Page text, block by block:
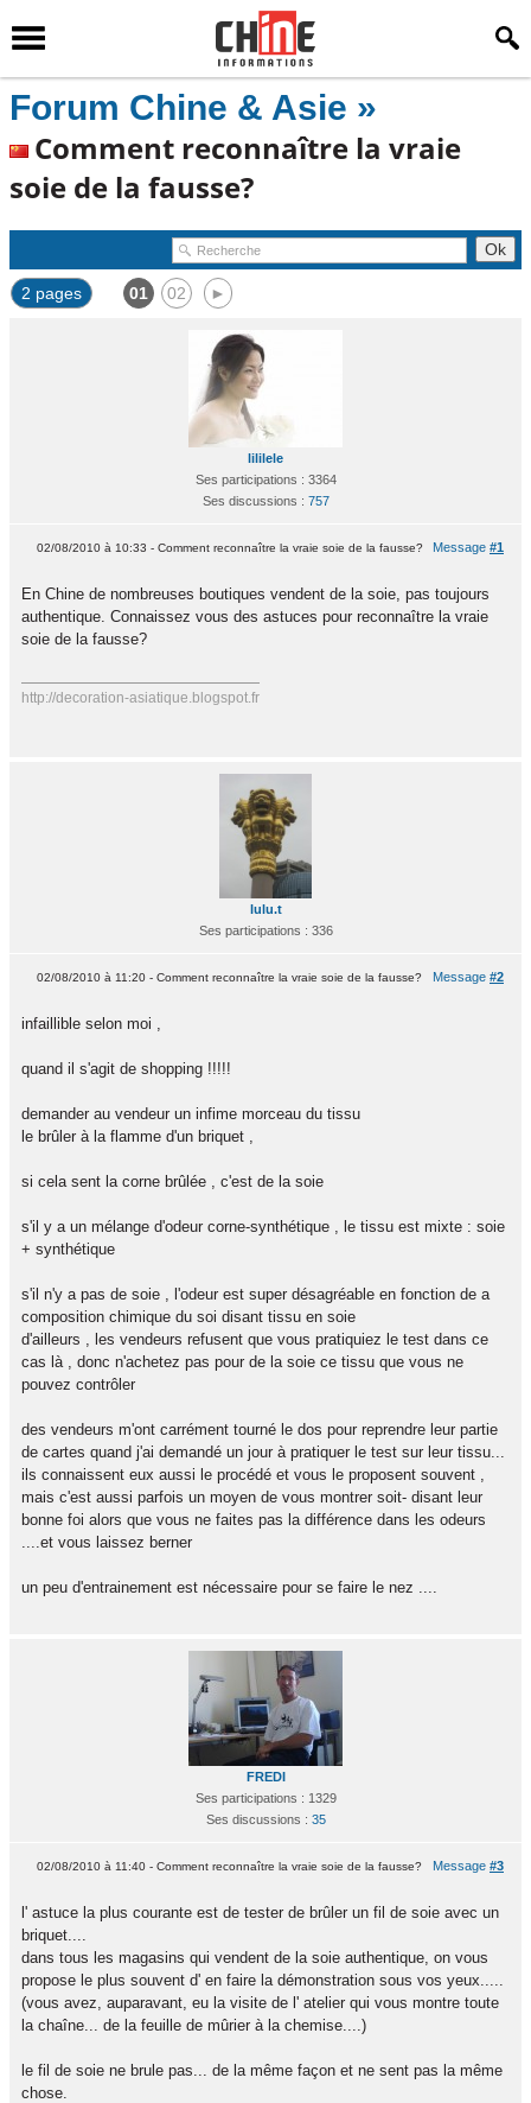
Forum Chine & Asie »
Comment reconnaître la vraie
soie de la fausse?
2 pages 01 02 ►
lililele
Ses participations : 3364
Ses discussions : 757
Message #1
02/08/2010 à 10:33 - Comment reconnaître la vraie soie de la fausse?
En Chine de nombreuses boutiques vendent de la soie, pas toujours
authentique. Connaissez vous des astuces pour reconnaître la vraie
soie de la fausse?
http://decoration-asiatique.blogspot.fr
lulu.t
Ses participations : 336
Message #2
02/08/2010 à 11:20 - Comment reconnaître la vraie soie de la fausse?
infaillible selon moi ,
quand il s'agit de shopping !!!!!
demander au vendeur un infime morceau du tissu
le brûler à la flamme d'un briquet ,
si cela sent la corne brûlée , c'est de la soie
s'il y a un mélange d'odeur corne-synthétique , le tissu est mixte : soie
+ synthétique
s'il n'y a pas de soie , l'odeur est super désagréable en fonction de a
composition chimique du soi disant tissu en soie
d'ailleurs , les vendeurs refusent que vous pratiquiez le test dans ce
cas là , donc n'achetez pas pour de la soie ce tissu que vous ne
pouvez contrôler
des vendeurs m'ont carrément tourné le dos pour reprendre leur partie
de cartes quand j'ai demandé un jour à pratiquer le test sur leur tissu...
ils connaissent eux aussi le procédé et vous le proposent souvent ,
mais c'est aussi parfois un moyen de vous montrer soit- disant leur
bonne foi alors que vous ne faites pas la différence dans les odeurs
....et vous laissez berner
un peu d'entrainement est nécessaire pour se faire le nez ....
FREDI
Ses participations : 1329
Ses discussions : 35
Message #3
02/08/2010 à 11:40 - Comment reconnaître la vraie soie de la fausse?
l' astuce la plus courante est de tester de brûler un fil de soie avec un
briquet....
dans tous les magasins qui vendent de la soie authentique, on vous
propose le plus souvent d' en faire la démonstration sous vos yeux.....
(vous avez, auparavant, eu la visite de l' atelier qui vous montre toute
la chaîne... de la feuille de mûrier à la chemise....)
le fil de soie ne brule pas... de la même façon et ne sent pas la même
chose.